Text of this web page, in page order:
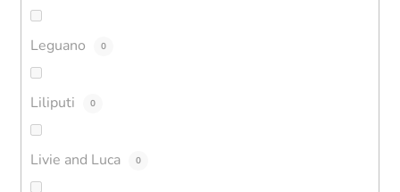
Leguano 0
Liliputi 0
Livie and Luca 0